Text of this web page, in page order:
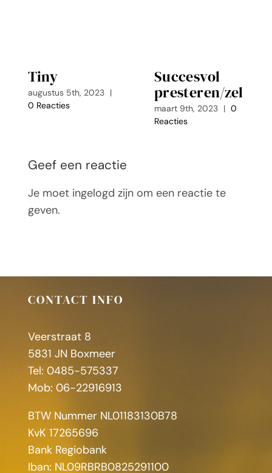
Tiny
augustus 5th, 2023 |
0 Reacties
Succesvol
presteren/
maart 9th, 2023 | 0
Reacties
Geef een reactie
Je moet ingelogd zijn om een reactie te
geven.
CONTACT INFO
Veerstraat 8
5831 JN Boxmeer
Tel: 0485-575337
Mob: 06-22916913
BTW Nummer NL01183130B78
KvK 17265696
Bank Regiobank
Iban: NL09RBRB0825291100